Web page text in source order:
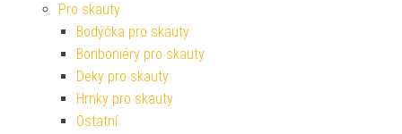
Pro skauty
Bodýčka pro skauty
Bonboniéry pro skauty
Deky pro skauty
Hrnky pro skauty
Ostatní